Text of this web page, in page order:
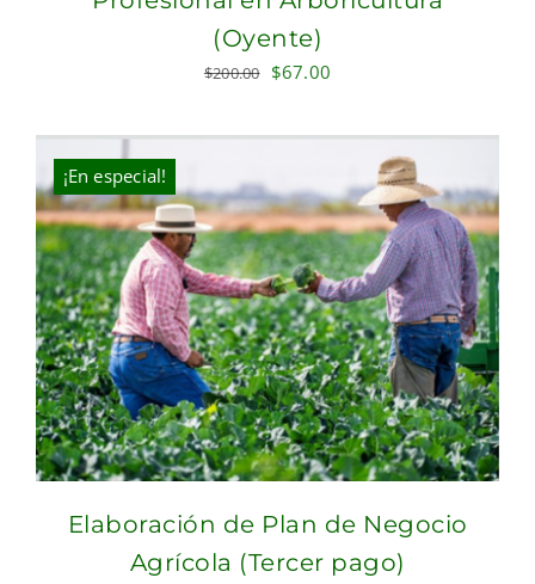
(Oyente)
$200.00 Original
was:
$67.00
is:
$67.00.
¡En especial!
Elaboración de Plan de Negocio
Agrícola (Tercer pago)